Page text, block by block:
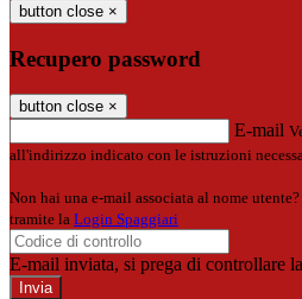
button close ×
Recupero password
button close ×
E-mail
all'indirizzo indicato con le istruzioni
Non hai una e-mail associata al nome
tramite la Login Spaggiari
E-mail inviata, si prega di controllare